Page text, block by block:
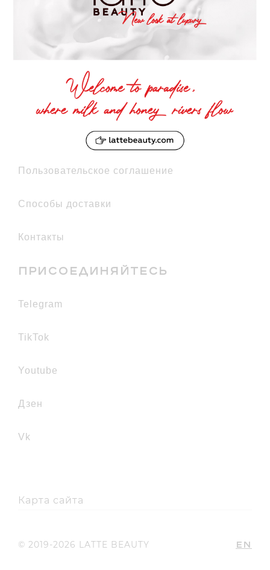
КОМПАНИЯ
политика конфиденциальности
условия использования
декларация соответствия
Пристань добра
Пользовательское соглашение
Способы доставки
Контакты
ПРИСОЕДИНЯЙТЕСЬ
telegram
TikTok
youtube
дзен
vk
Карта сайта
© 2019-2026 LATTE BEAUTY EN